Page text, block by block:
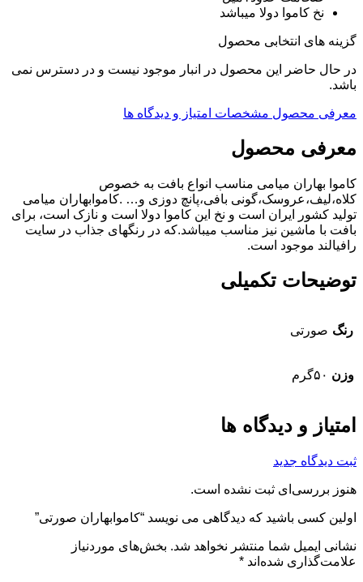
نخ کاموا دولا میباشد
گزینه های انتخابی محصول
در حال حاضر این محصول در انبار موجود نیست و در دسترس نمی
باشد.
معرفی محصول مشخصات امتیاز و دیدگاه ها
معرفی محصول
کاموا بهاران میامی مناسب انواع بافت به خصوص
کلاه،لیف،عروسک،گونی بافی،پانچ دوزی و… .کاموابهاران میامی
تولید کشور ایران است و نخ این کاموا دولا است و نازک است، برای
بافت با ماشین نیز مناسب میباشد.که در رنگهای جذاب در سایت
رافیالند موجود است.
توضیحات تکمیلی
رنگ صورتی
وزن ۵۰گرم
امتیاز و دیدگاه ها
ثبت دیدگاه جدید
هنوز بررسی‌ای ثبت نشده است.
اولین کسی باشید که دیدگاهی می نویسد “کاموابهاران صورتی”
نشانی ایمیل شما منتشر نخواهد شد. بخش‌های موردنیاز
علامت‌گذاری شده‌اند *